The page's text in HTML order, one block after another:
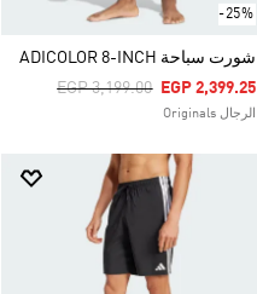
-25%
شورت سباحة ADICOLOR 8-INCH
Price Reduced From
EGP 3,199.00ToEGP 2,399.25
الرجال Originals